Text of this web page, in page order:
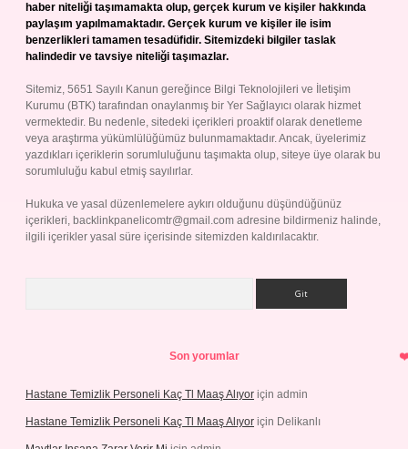
haber niteliği taşımamakta olup, gerçek kurum ve kişiler hakkında
paylaşım yapılmamaktadır. Gerçek kurum ve kişiler ile isim
benzerlikleri tamamen tesadüfidir. Sitemizdeki bilgiler taslak
halindedir ve tavsiye niteliği taşımazlar.
Sitemiz, 5651 Sayılı Kanun gereğince Bilgi Teknolojileri ve İletişim
Kurumu (BTK) tarafından onaylanmış bir Yer Sağlayıcı olarak hizmet
vermektedir. Bu nedenle, sitedeki içerikleri proaktif olarak denetleme
veya araştırma yükümlülüğümüz bulunmamaktadır. Ancak, üyelerimiz
yazdıkları içeriklerin sorumluluğunu taşımakta olup, siteye üye olarak bu
sorumluluğu kabul etmiş sayılırlar.
Hukuka ve yasal düzenlemelere aykırı olduğunu düşündüğünüz
içerikleri, backlinkpanelicomtr@gmail.com adresine bildirmeniz halinde,
ilgili içerikler yasal süre içerisinde sitemizden kaldırılacaktır.
Son yorumlar
Hastane Temizlik Personeli Kaç Tl Maaş Alıyor için admin
Hastane Temizlik Personeli Kaç Tl Maaş Alıyor için Delikanlı